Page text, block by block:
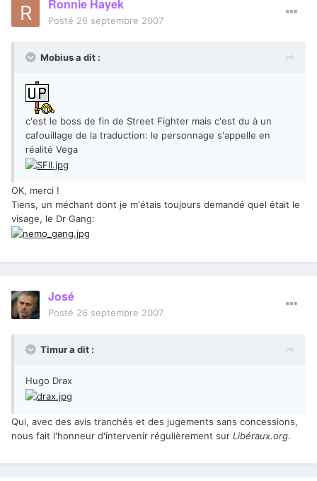
Ronnie Hayek
Posté 26 septembre 2007
Mobius a dit :
c'est le boss de fin de Street Fighter mais c'est du à un
cafouillage de la traduction: le personnage s'appelle en
réalité Vega
OK, merci !
Tiens, un méchant dont je m'étais toujours demandé quel était le
visage, le Dr Gang:
José
Posté 26 septembre 2007
Timur a dit :
Hugo Drax
Qui, avec des avis tranchés et des jugements sans concessions,
nous fait l'honneur d'intervenir régulièrement sur Libéraux.org.